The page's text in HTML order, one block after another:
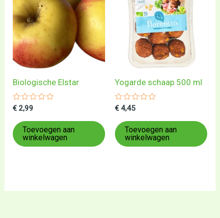
Biologische Elstar
Gewaardeerd
uit
5
€ 2,99
Toevoegen aan
winkelwagen
Yogarde schaap 500 ml
Gewaardeerd
uit
5
€ 4,45
Toevoegen aan
winkelwagen